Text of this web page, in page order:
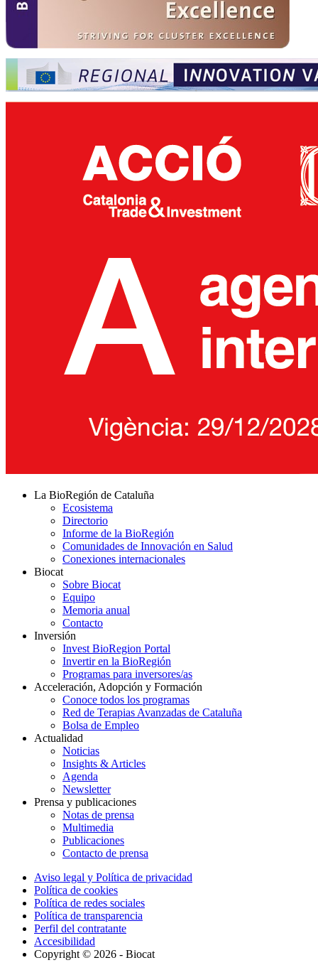
La BioRegión de Cataluña
Ecosistema
Directorio
Informe de la BioRegión
Comunidades de Innovación en Salud
Conexiones internacionales
Biocat
Sobre Biocat
Equipo
Memoria anual
Contacto
Inversión
Invest BioRegion Portal
Invertir en la BioRegión
Programas para inversores/as
Acceleración, Adopción y Formación
Conoce todos los programas
Red de Terapias Avanzadas de Cataluña
Bolsa de Empleo
Actualidad
Noticias
Insights & Articles
Agenda
Newsletter
Prensa y publicaciones
Notas de prensa
Multimedia
Publicaciones
Contacto de prensa
Aviso legal y Política de privacidad
Política de cookies
Política de redes sociales
Política de transparencia
Perfil del contratante
Accesibilidad
Copyright © 2026 - Biocat